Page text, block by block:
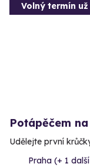
Volný termín už
Potápěčem
Udělejte první
Praha (+ 1